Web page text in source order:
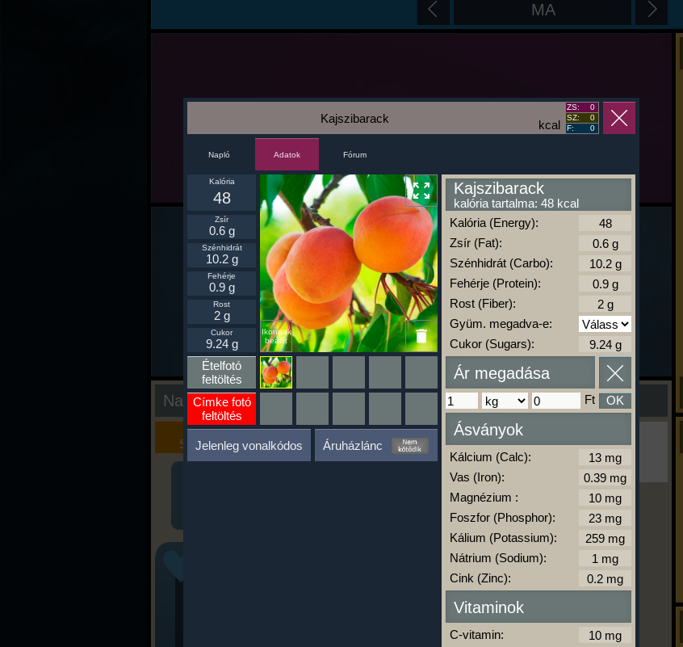
MA
Nap kiértékelése
Kalória
Szimulátor
Szöveges
Értékelés
Ha ma már nem eszel/sportolsz többet,
kattints a kiértékelésre!
A Kalória Szimulátor Prémium funkció.
-
kcal
Kajszibarack
ZS:
0
SZ:
0
F:
0
Napló Adatok Fórum
Ikonnak
beállít
Kalória
48
Zsír
0.6 g
Szénhidrát
10.2 g
Fehérje
0.9 g
Rost
2 g
Cukor
9.24 g
Ételfotó
feltöltés
Címke fotó
feltöltés
Jelenleg vonalkódos Áruházlánc
Kajszibarack
kalória tartalma: 48 kcal
Kalória (Energy):
Zsír (Fat):
Szénhidrát (Carbo):
Fehérje (Protein):
Rost (Fiber):
Gyüm. megadva-e:
Cukor (Sugars):
Ár megadása
Ft OK
Ásványok
Kálcium (Calc):
Vas (Iron):
Magnézium :
Foszfor (Phosphor):
Kálium (Potassium):
Nátrium (Sodium):
Cink (Zinc):
Vitaminok
C-vitamin: